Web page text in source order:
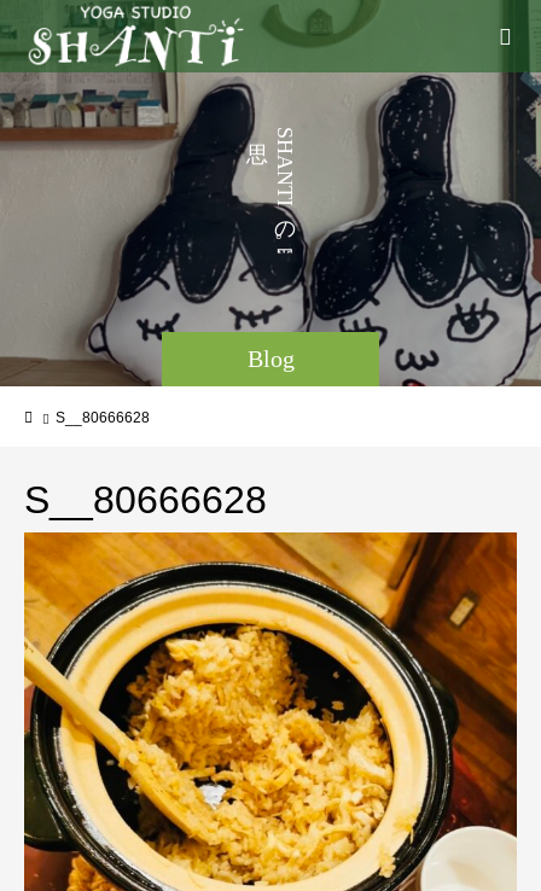
Blog
S
H
A
N
T
I
の
。
う
こ
S__80666628
S__80666628